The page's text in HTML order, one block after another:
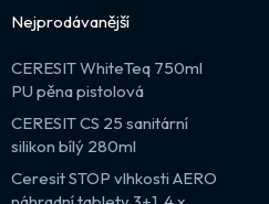
Nejprodávanější
CERESIT WhiteTeq 750ml
PU pěna pistolová
CERESIT CS 25 sanitární
silikon bílý 280ml
Ceresit STOP vlhkosti AERO